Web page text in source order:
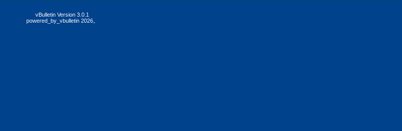
vBulletin Version 3.0.1
powered_by_vbulletin 2026。